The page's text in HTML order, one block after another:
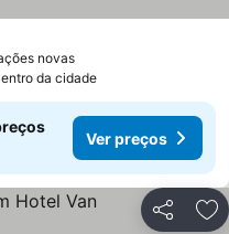
novas
da cidade
Ver preços
Partilhar